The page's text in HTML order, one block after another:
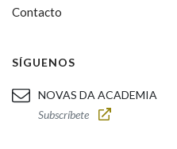
Contacto
SÍGUENOS
NOVAS DA ACADEMIA
Subscríbete